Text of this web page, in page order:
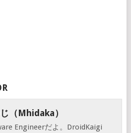
（mhidaka）
Engineerだよ。DroidKaigi